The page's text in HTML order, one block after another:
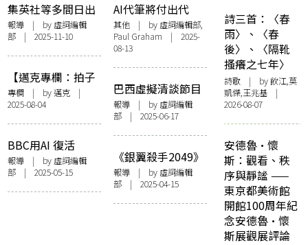
集英社等多間日出
版商批評OpenAI
Sora 2 齊發聲明要
求停止侵權 指責
「踐踏創作者的尊
嚴」
報導 | by 虛詞編輯
部 | 2025-11-10
AI代筆將付出代
價？「矽谷創業之
父」預言人類不再
以寫作訓練思考
其他| by 虛詞編輯部,
Paul Graham | 2025-
08-13
【邁克專欄：拍子
簿】小巫、大巫及
其它
專欄 | by邁克 |
2025-08-04
巴西虛擬清談節目
爆紅！主持奇特形
象顛覆傳統 改變成
功AI定義？
報導| by 虛詞編輯
部 | 2025-06-17
BBC用AI 復活
Agatha Christie ！
重現幕前教寫作 被
批漠視生前意願
報導 | by 虛詞編輯
部 | 2025-05-15
《銀翼殺手2049》
製作公司控告Tesla
及華納兄弟 用AI生
成相似電影劇照宣
報導| by 虛詞編輯
部 | 2025-04-15
詩三首：〈春
雨〉、〈春
後〉、〈隔靴
搔癢之七年〉
詩歌 | by 飲江,莫
凱傑,王兆基 |
2026-08-07
安德魯·懷
斯：觀看、秩
序與靜謐 ——
東京都美術館
開館100周年紀
念安德魯·懷
斯展觀展評論